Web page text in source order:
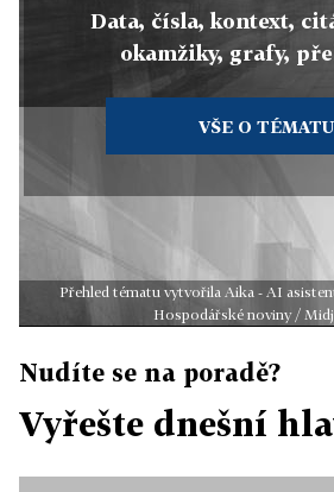
Data, čísla, kontext,
okamžiky, grafy,
VŠE O TÉMATU
Přehled tématu vytvořila Aika - AI
Hospodářské noviny /
Nudíte se na poradě?
Vyřešte dnešní